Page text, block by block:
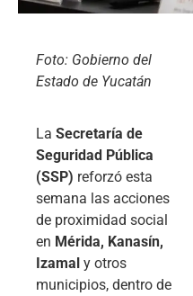
Foto: Gobierno del
Estado de Yucatán
La Secretaría de
Seguridad Pública
(SSP) reforzó esta
semana las acciones
de proximidad social
en Mérida, Kanasín,
Izamal y otros
municipios, dentro de